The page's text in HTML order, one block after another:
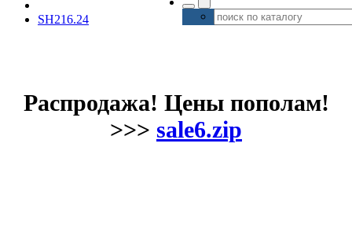
SH216.24
Распродажа! Цены пополам!
>>> sale6.zip